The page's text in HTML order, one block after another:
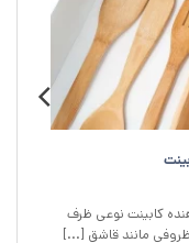
کابینت نوعی ظرف
مانند قاشق [...]